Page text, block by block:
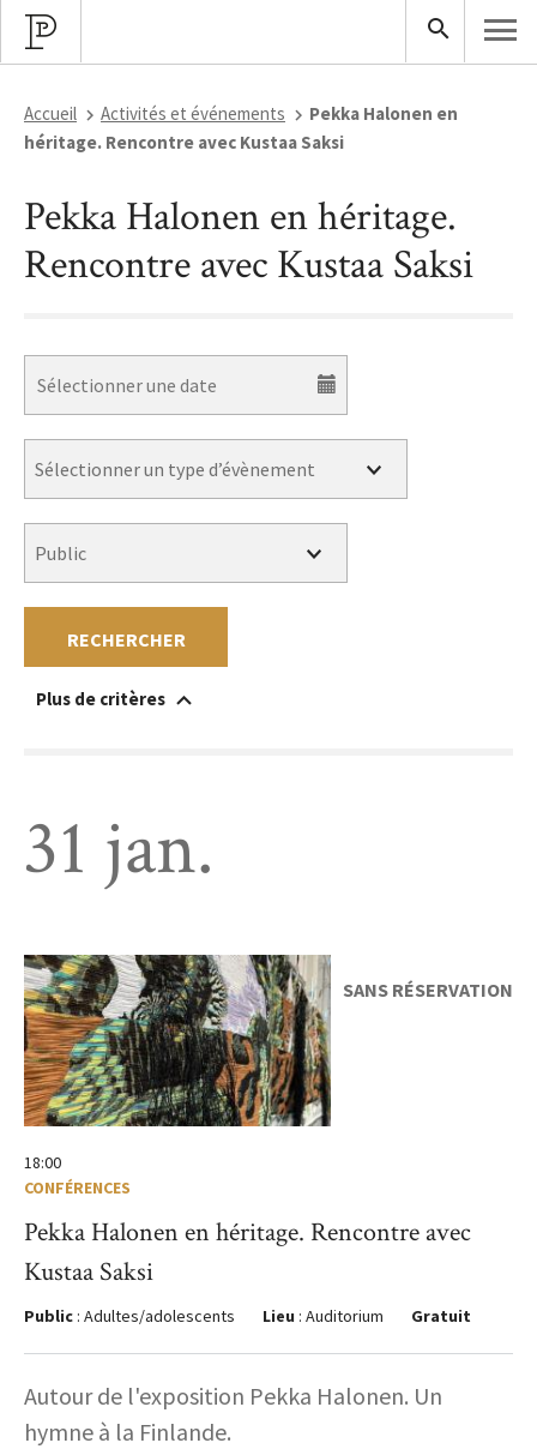
Accueil Activités et événements
Pekka Halonen en
héritage. Rencontre avec Kustaa Saksi
Pekka Halonen en héritage.
Rencontre avec Kustaa Saksi
RECHERCHER
Plus de critères
31 jan.
SANS RÉSERVATION
18:00
CONFÉRENCES
Pekka Halonen en héritage. Rencontre avec
Kustaa Saksi
Public : Adultes/adolescents Lieu : Auditorium Gratuit
Autour de l'exposition Pekka Halonen. Un
hymne à la Finlande.